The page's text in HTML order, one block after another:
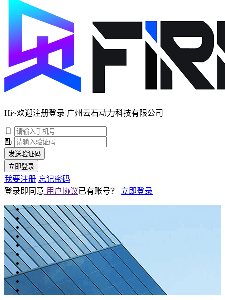
Hi~欢迎注册登录 广州云石动力科技有限公司
发送验证码
立即登录
我要注册 忘记密码
登录即同意 用户协议已有账号？ 立即登录